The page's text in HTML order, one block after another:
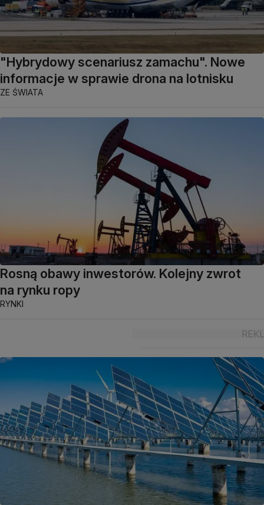
"Hybrydowy scenariusz zamachu". Nowe
informacje w sprawie drona na lotnisku
ZE ŚWIATA
Rosną obawy inwestorów. Kolejny zwrot
na rynku ropy
RYNKI